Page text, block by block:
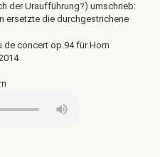
der Uraufführung?) umschrieb:
ersetzte die durchgestrichene